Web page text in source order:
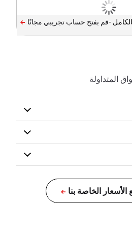
-
المتداولة